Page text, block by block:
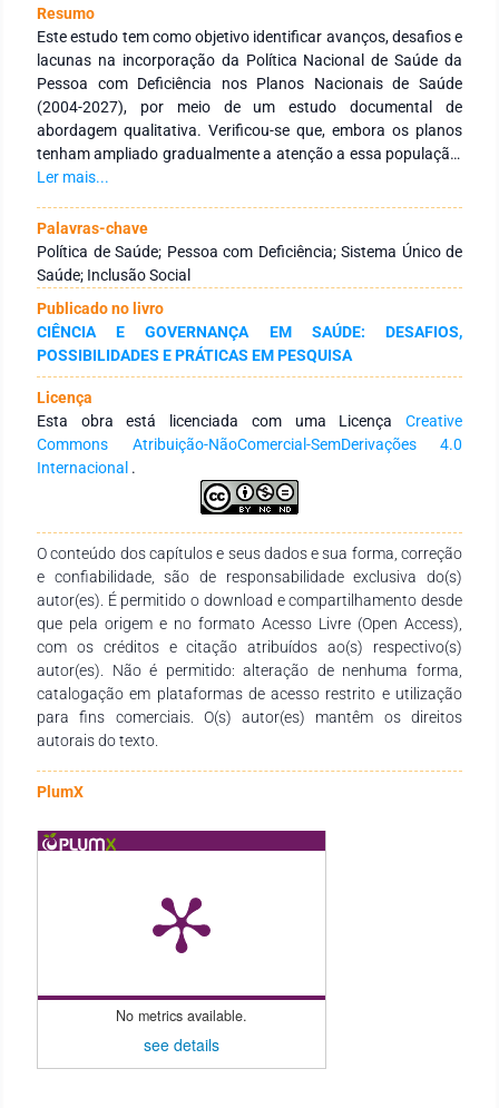
Resumo
Este estudo tem como objetivo identificar avanços, desafios e
lacunas na incorporação da Política Nacional de Saúde da
Pessoa com Deficiência nos Planos Nacionais de Saúde
(2004-2027), por meio de um estudo documental de
abordagem qualitativa. Verificou-se que, embora os planos
tenham ampliado gradualmente a atenção a essa população,
ainda há limitações na efetiva operacionalização das
pontual, com escassez de metas e ações concretas. A partir
de 2012, observou-se maior investimento em reabilitação e
serviços especializados, como os Centros Especializados em
Reabilitação e a distribuição de órteses e próteses. Contudo,
persistem desafios, como ausência de metas quantitativas,
baixa articulação intersetorial, desigualdades regionais e
insuficiência de financiamento. O plano de 2016-2019
expandiu a Rede de Cuidados à Pessoa com Deficiência, mas
manteve fragilidades na formação profissional e no acesso
equitativo. O plano de 2020-2023 trouxe avanços normativos,
reconhecendo esse grupo como público prioritário, porém
sem metas mensuráveis, orçamento definido ou dados
desagregados. Já o plano 2024-2027 fortaleceu a
ainda carece de um eixo exclusivo. Conclui-se que, apesar de
avanços institucionais, a consolidação dessa política
depende da superação de barreiras estruturais, políticas e
operacionais, com governança fortalecida, financiamento
garantido, formação contínua e indicadores que promovam
equidade.
Ler mais...
Palavras-chave
Política de Saúde; Pessoa com Deficiência; Sistema Único de
Saúde; Inclusão Social
Publicado no livro
CIÊNCIA E GOVERNANÇA EM SAÚDE: DESAFIOS,
POSSIBILIDADES E PRÁTICAS EM PESQUISA
Licença
Esta obra está licenciada com uma Licença Creative
Commons Atribuição-NãoComercial-SemDerivações 4.0
Internacional .
O conteúdo dos capítulos e seus dados e sua forma, correção
e confiabilidade, são de responsabilidade exclusiva do(s)
autor(es). É permitido o download e compartilhamento desde
que pela origem e no formato Acesso Livre (Open Access),
com os créditos e citação atribuídos ao(s) respectivo(s)
autor(es). Não é permitido: alteração de nenhuma forma,
catalogação em plataformas de acesso restrito e utilização
para fins comerciais. O(s) autor(es) mantêm os direitos
autorais do texto.
PlumX
No metrics available.
see details